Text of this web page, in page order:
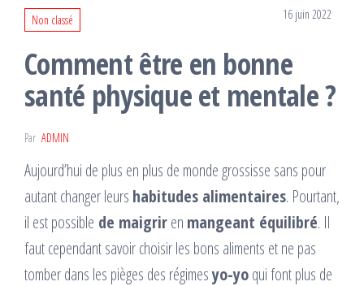
Non classé 16 juin 2022
Comment être en bonne
santé physique et mentale ?
Par ADMIN
Aujourd’hui de plus en plus de monde grossisse sans pour
autant changer leurs habitudes alimentaires. Pourtant,
il est possible de maigriren mangeant équilibré. Il
faut cependant savoir choisir les bons aliments et ne pas
tomber dans les pièges des régimesyo-yoqui font plus de